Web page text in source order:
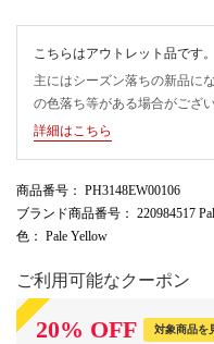
こちらはアウトレット品です。
主にはシーズン落ちの新品に
の色落ち等がある場合がござ
詳細はこちら
商品番号 ： PH3148EW00106
ブランド商品番号 ： 220984517
色 ： Pale Yellow
ご利用可能なクーポン
20% OFF 対象商品を